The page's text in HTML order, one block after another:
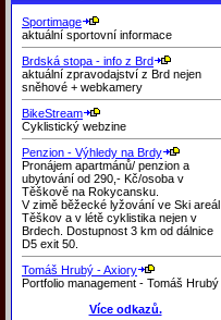
Sportimage
aktuální sportovní informace
Brdská stopa - info z Brd
aktuální zpravodajství z Brd nejen
sněhové + webkamery
BikeStream
Cyklistický webzine
Penzion - Výhledy na Brdy
Pronájem apartmánů/ penzion a
ubytování od 290,- Kč/osoba v
Těškově na Rokycansku.
V zimě běžecké lyžování ve Ski areál
Těškov a v létě cyklistika nejen v
Brdech. Dostupnost 3 km od dálnice
D5 exit 50.
Tomáš Hrubý - Axiory
Portfolio management - Tomáš Hrubý
Více odkazů.